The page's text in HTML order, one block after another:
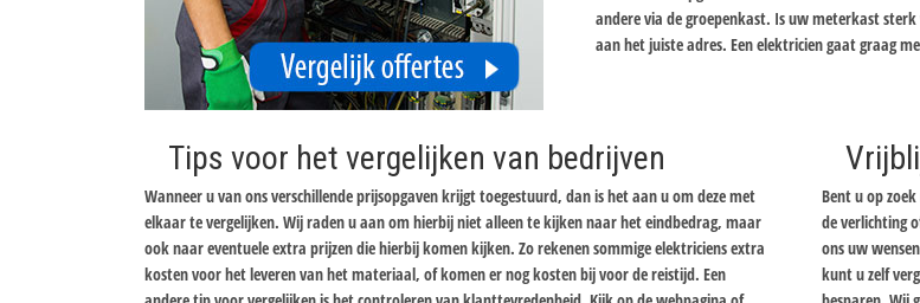
andere via de groepenkast. Is uw meterkast
aan het juiste adres. Een elektricien gaat graag
Tips voor het vergelijken van bedrijven
Wanneer u van ons verschillende prijsopgaven krijgt toegestuurd, dan is het aan u om deze met
elkaar te vergelijken. Wij raden u aan om hierbij niet alleen te kijken naar het eindbedrag, maar
ook naar eventuele extra prijzen die hierbij komen kijken. Zo rekenen sommige elektriciens extra
kosten voor het leveren van het materiaal, of komen er nog kosten bij voor de reistijd. Een
Bent u op
de verlichting
ons uw
kunt u zelf